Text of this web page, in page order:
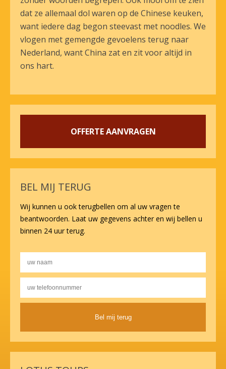
dat ze allemaal dol waren op de Chinese keuken,
want iedere dag begon steevast met noodles. We
vlogen met gemengde gevoelens terug naar
Nederland, want China zat en zit voor altijd in
ons hart.
OFFERTE AANVRAGEN
BEL MIJ TERUG
Wij kunnen u ook terugbellen om al uw vragen te
beantwoorden. Laat uw gegevens achter en wij bellen u
binnen 24 uur terug.